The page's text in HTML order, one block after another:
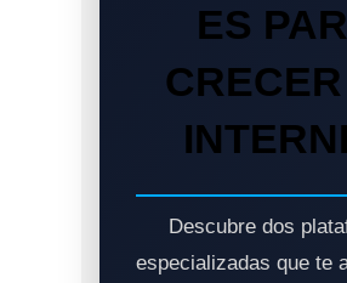
ES
Descubre dos
especializadas que te